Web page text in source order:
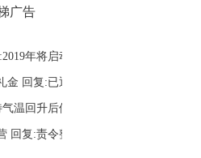
广告
年将启动
金 回复:已退回
温回升后修补
回复:责令整改